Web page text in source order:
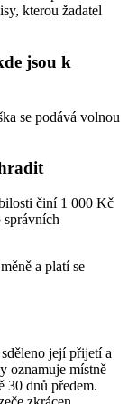
kterou žadatel
jsou k
se podává volnou
činí 1 000 Kč
správních
a platí se
její přijetí a
oznamuje místně
30 dnů předem.